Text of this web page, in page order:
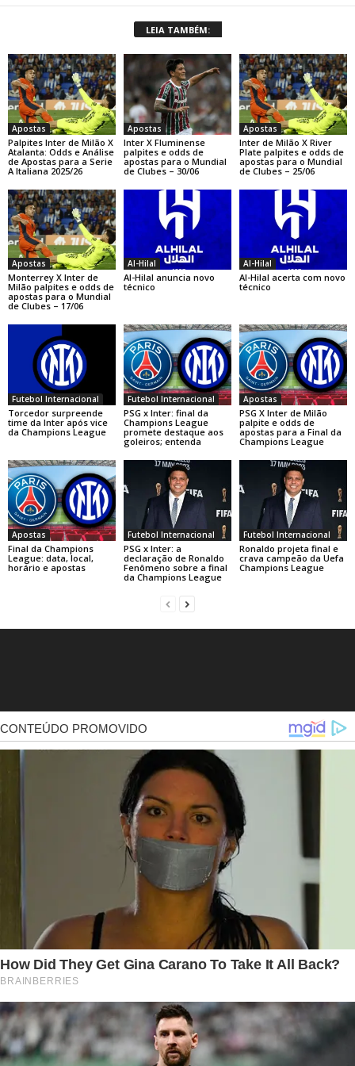
LEIA TAMBÉM:
Apostas
Palpites Inter de Milão X
Atalanta: Odds e Análise
de Apostas para a Serie
A Italiana 2025/26
Apostas
Inter X Fluminense
palpites e odds de
apostas para o Mundial
de Clubes – 30/06
Apostas
Inter de Milão X River
Plate palpites e odds de
apostas para o Mundial
de Clubes – 25/06
Apostas
Monterrey X Inter de
Milão palpites e odds de
apostas para o Mundial
de Clubes – 17/06
Al-Hilal
Al-Hilal anuncia novo
técnico
Al-Hilal
Al-Hilal acerta com novo
técnico
Futebol Internacional
Torcedor surpreende
time da Inter após vice
da Champions League
Futebol Internacional
PSG x Inter: final da
Champions League
promete destaque aos
goleiros; entenda
Apostas
PSG X Inter de Milão
palpite e odds de
apostas para a Final da
Champions League
Apostas
Final da Champions
League: data, local,
horário e apostas
Futebol Internacional
PSG x Inter: a
declaração de Ronaldo
Fenômeno sobre a final
da Champions League
Futebol Internacional
Ronaldo projeta final e
crava campeão da Uefa
Champions League